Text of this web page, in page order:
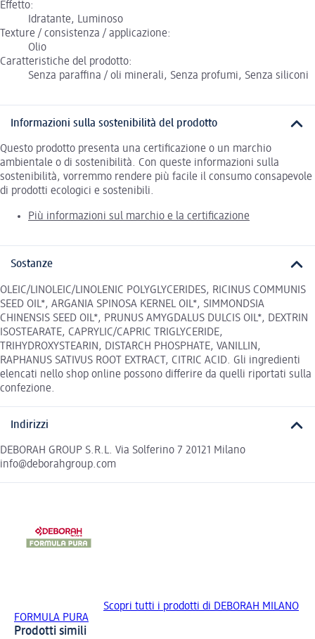
Effetto:
Idratante, Luminoso
Texture / consistenza / applicazione:
Olio
Caratteristiche del prodotto:
Senza paraffina / oli minerali, Senza profumi, Senza siliconi
Informazioni sulla sostenibilità del prodotto
Questo prodotto presenta una certificazione o un marchio
ambientale o di sostenibilità. Con queste informazioni sulla
sostenibilità, vorremmo rendere più facile il consumo consapevole
di prodotti ecologici e sostenibili.
Più informazioni sul marchio e la certificazione
Sostanze
OLEIC/LINOLEIC/LINOLENIC POLYGLYCERIDES, RICINUS COMMUNIS
SEED OIL*, ARGANIA SPINOSA KERNEL OIL*, SIMMONDSIA
CHINENSIS SEED OIL*, PRUNUS AMYGDALUS DULCIS OIL*, DEXTRIN
ISOSTEARATE, CAPRYLIC/CAPRIC TRIGLYCERIDE,
TRIHYDROXYSTEARIN, DISTARCH PHOSPHATE, VANILLIN,
RAPHANUS SATIVUS ROOT EXTRACT, CITRIC ACID. Gli ingredienti
elencati nello shop online possono differire da quelli riportati sulla
confezione.
Indirizzi
DEBORAH GROUP S.R.L. Via Solferino 7 20121 Milano
info@deborahgroup.com
Scopri tutti i prodotti di DEBORAH MILANO
FORMULA PURA
Prodotti simili